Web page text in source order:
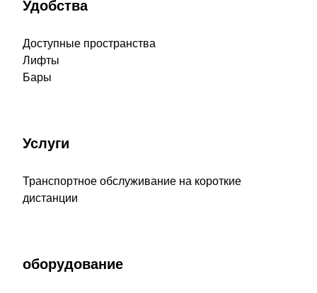
Удобства
Доступные пространства
Лифты
Бары
Услуги
Транспортное обслуживание на короткие
дистанции
оборудование